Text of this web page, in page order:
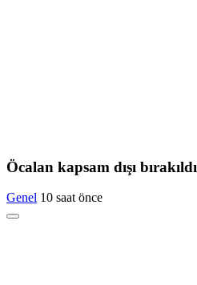
Öcalan kapsam dışı bırakıldı
Genel 10 saat önce